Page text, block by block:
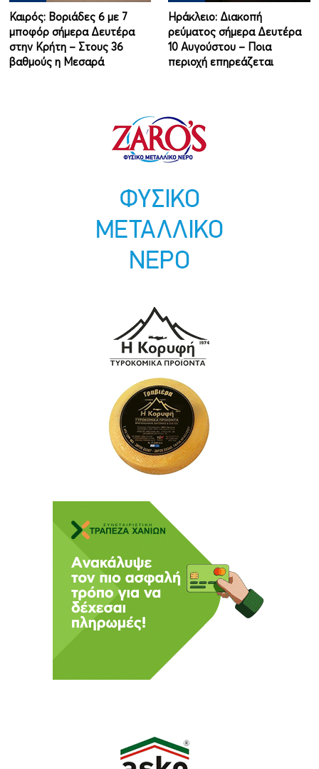
Καιρός: Βοριάδες 6 με 7
μποφόρ σήμερα Δευτέρα
στην Κρήτη – Στους 36
βαθμούς η Μεσαρά
Ηράκλειο: Διακοπή
ρεύματος σήμερα Δευτέρα
10 Αυγούστου – Ποια
περιοχή επηρεάζεται